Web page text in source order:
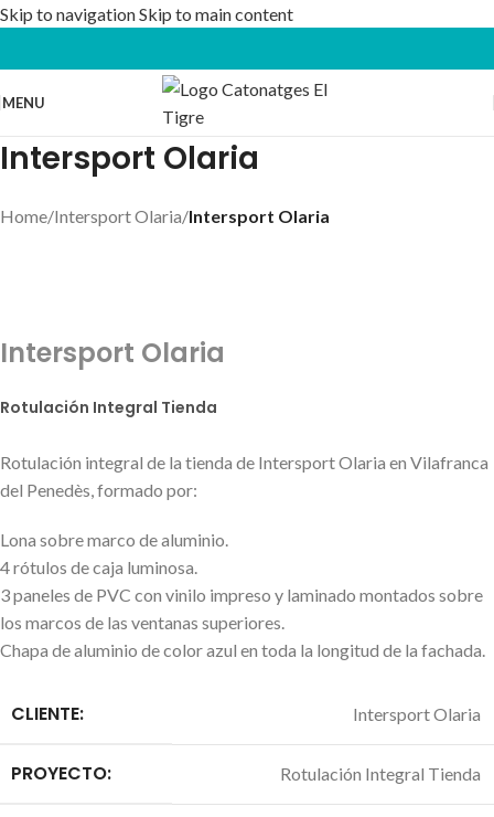
Skip to navigationSkip to main content
MENU
Intersport Olaria
Home/Intersport Olaria/Intersport Olaria
Intersport Olaria
Rotulación Integral Tienda
Rotulación integral de la tienda de Intersport Olaria en Vilafranca
del Penedès, formado por:
Lona sobre marco de aluminio.
4 rótulos de caja luminosa.
3 paneles de PVC con vinilo impreso y laminado montados sobre
los marcos de las ventanas superiores.
Chapa de aluminio de color azul en toda la longitud de la fachada.
CLIENTE: Intersport Olaria
PROYECTO: Rotulación Integral Tienda